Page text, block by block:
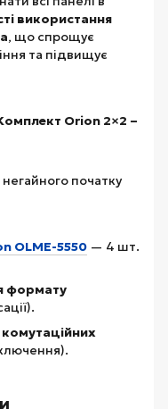
використання
, що спрощує
та підвищує
Orion 2×2 –
початку
OLME-5550 — 4 шт.
формату